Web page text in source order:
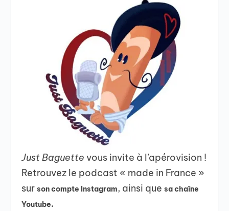
Just Baguettevous invite à l’apérovision !
Retrouvez le podcast « made in France »
surson compte Instagram, ainsi quesa chaîne
Youtube.